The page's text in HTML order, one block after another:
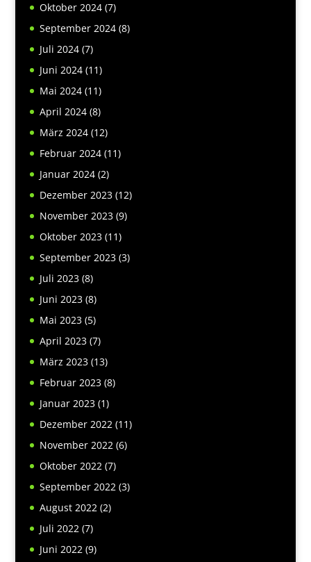
Oktober 2024(7)
September 2024(8)
Juli 2024(7)
Juni 2024(11)
Mai 2024(11)
April 2024(8)
März 2024(12)
Februar 2024(11)
Januar 2024(2)
Dezember 2023(12)
November 2023(9)
Oktober 2023(11)
September 2023(3)
Juli 2023(8)
Juni 2023(8)
Mai 2023(5)
April 2023(7)
März 2023(13)
Februar 2023(8)
Januar 2023(1)
Dezember 2022(11)
November 2022(6)
Oktober 2022(7)
September 2022(3)
August 2022(2)
Juli 2022(7)
Juni 2022(9)